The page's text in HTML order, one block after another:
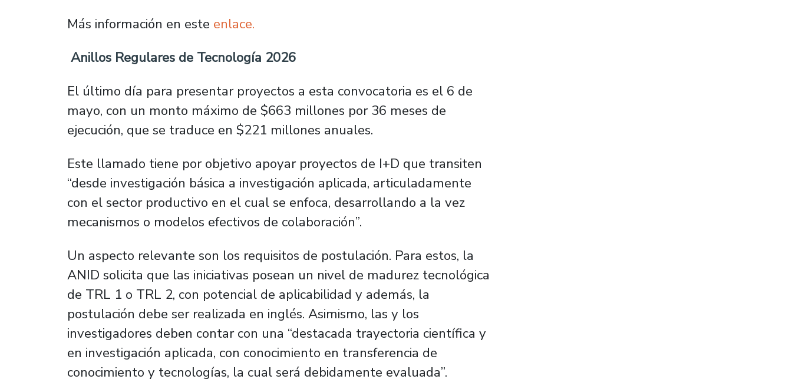
Más información en este enlace.
Anillos Regulares de Tecnología 2026
El último día para presentar proyectos a esta convocatoria es el 6 de
mayo, con un monto máximo de $663 millones por 36 meses de
ejecución, que se traduce en $221 millones anuales.
Este llamado tiene por objetivo apoyar proyectos de I+D que transiten
“desde investigación básica a investigación aplicada, articuladamente
con el sector productivo en el cual se enfoca, desarrollando a la vez
mecanismos o modelos efectivos de colaboración”.
Un aspecto relevante son los requisitos de postulación. Para estos, la
ANID solicita que las iniciativas posean un nivel de madurez tecnológica
de TRL 1 o TRL 2, con potencial de aplicabilidad y además, la
postulación debe ser realizada en inglés. Asimismo, las y los
investigadores deben contar con una “destacada trayectoria científica y
en investigación aplicada, con conocimiento en transferencia de
conocimiento y tecnologías, la cual será debidamente evaluada”.